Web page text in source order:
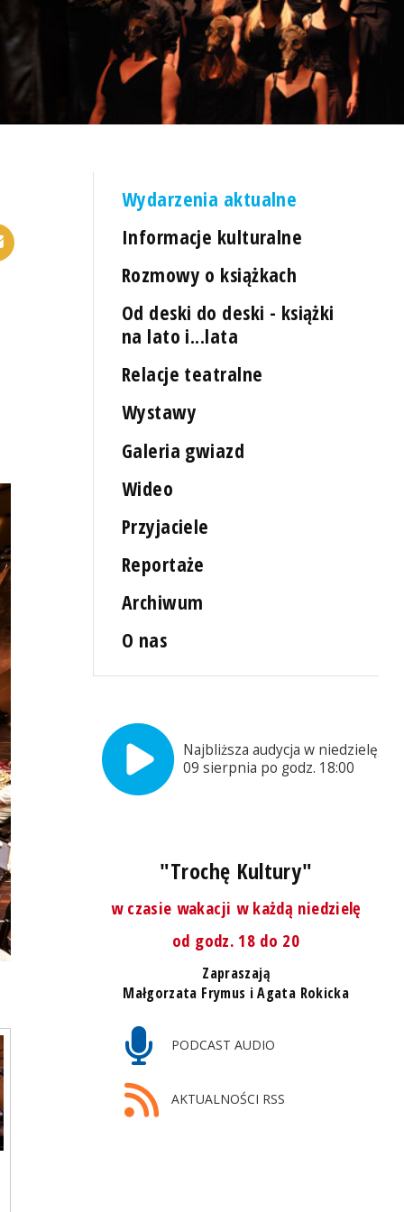
Wydarzenia aktualne
Informacje kulturalne
Rozmowy o książkach
Od deski do deski - książki
na lato i...lata
Relacje teatralne
Wystawy
Galeria gwiazd
Wideo
Przyjaciele
Reportaże
Archiwum
O nas
Najbliższa audycja w niedzielę,
09 sierpnia po godz. 18:00
"Trochę Kultury"
w czasie wakacji w każdą niedzielę
od godz. 18 do 20
Zapraszają
Małgorzata Frymus i Agata Rokicka
PODCAST AUDIO
AKTUALNOŚCI RSS